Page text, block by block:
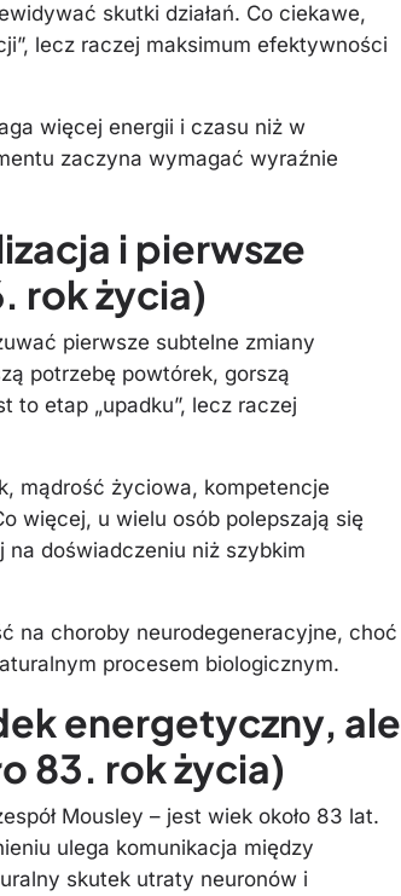
skutki działań. Co ciekawe,
lecz raczej maksimum efektywności
więcej energii i czasu niż w
zaczyna wymagać wyraźnie
i pierwsze
rok życia)
pierwsze subtelne zmiany
potrzebę powtórek, gorszą
to etap „upadku”, lecz raczej
mądrość życiowa, kompetencje
więcej, u wielu osób polepszają się
doświadczeniu niż szybkim
na choroby neurodegeneracyjne, choć
procesem biologicznym.
energetyczny, ale
83. rok życia)
Mousley – jest wiek około 83 lat.
ulega komunikacja między
skutek utraty neuronów i